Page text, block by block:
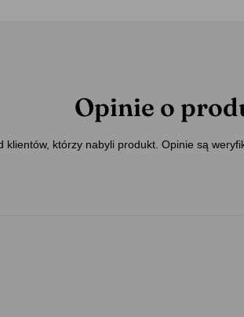
Opinie o
klientów, którzy nabyli produkt. Opinie są